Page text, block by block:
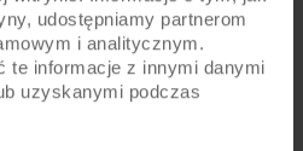
udostępniamy partnerom
i analitycznym.
te informacje z innymi danymi
uzyskanymi podczas